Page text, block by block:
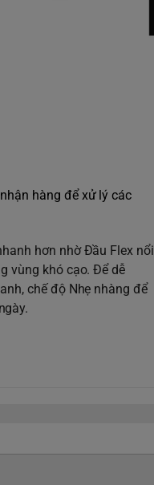
hàng để xử lý các
hơn nhờ Đầu Flex nổi
vùng khó cạo. Để dễ
chế độ Nhẹ nhàng để